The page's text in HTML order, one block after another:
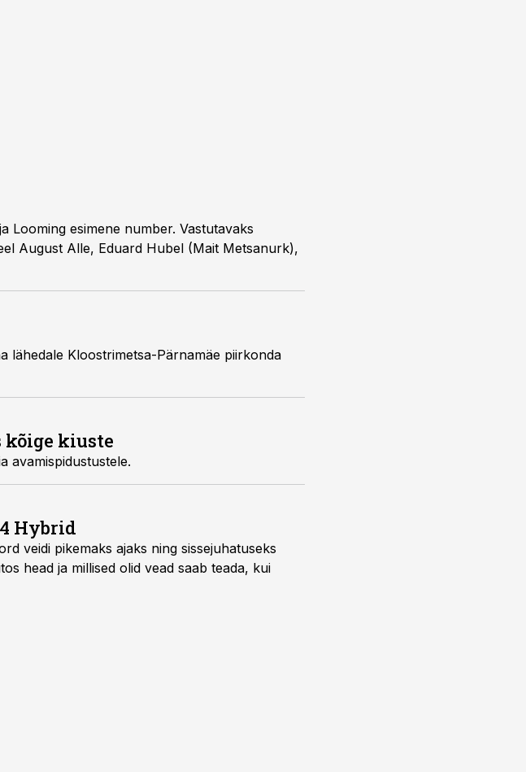
Looming esimene number. Vastutavaks
August Alle, Eduard Hubel (Mait Metsanurk),
lähedale Kloostrimetsa-Pärnamäe piirkonda
kiuste
avamispidustustele.
Hybrid
veidi pikemaks ajaks ning sissejuhatuseks
head ja millised olid vead saab teada, kui